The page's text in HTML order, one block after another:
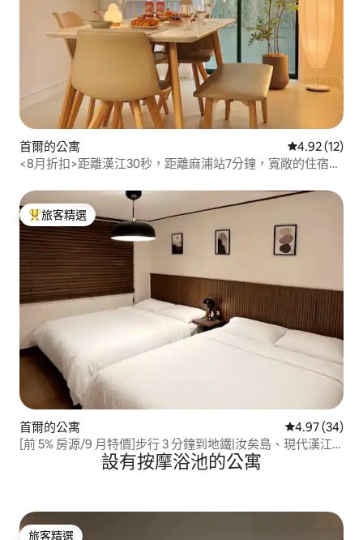
首爾的公寓 從 12 則評價
4.92 (12)
<8月折扣>距離漢江30秒，距離麻浦站7分鐘，寬敞的住宿，
旅客精選榜首
旅客精選
首爾的公寓 從 34 則評價
4.97 (34)
[前 5% 房源/9 月特價]步行 3 分鐘到地鐵|汝矣島、現代漢江
公園、首爾站、光化門、明洞、弘大、永登浦
設有按摩浴池的公寓
旅客精選